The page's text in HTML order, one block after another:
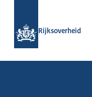
Rijksoverheid